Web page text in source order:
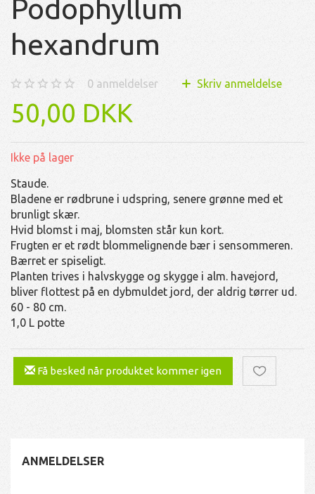
Podophyllum
hexandrum
0 anmeldelser Skriv anmeldelse
50,00 DKK
Ikke på lager
Staude.
Bladene er rødbrune i udspring, senere grønne med et
brunligt skær.
Hvid blomst i maj, blomsten står kun kort.
Frugten er et rødt blommelignende bær i sensommeren.
Bærret er spiseligt.
Planten trives i halvskygge og skygge i alm. havejord,
bliver flottest på en dybmuldet jord, der aldrig tørrer ud.
60 - 80 cm.
1,0 L potte
Få besked når produktet kommer igen
ANMELDELSER